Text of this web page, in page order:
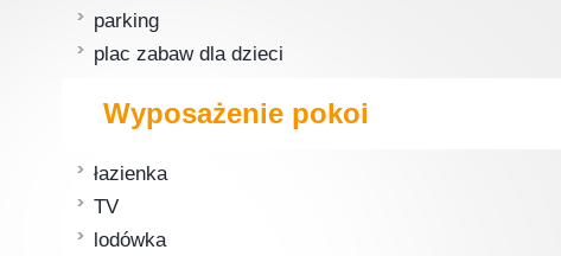
parking
plac zabaw dla dzieci
Wyposażenie pokoi
łazienka
TV
lodówka